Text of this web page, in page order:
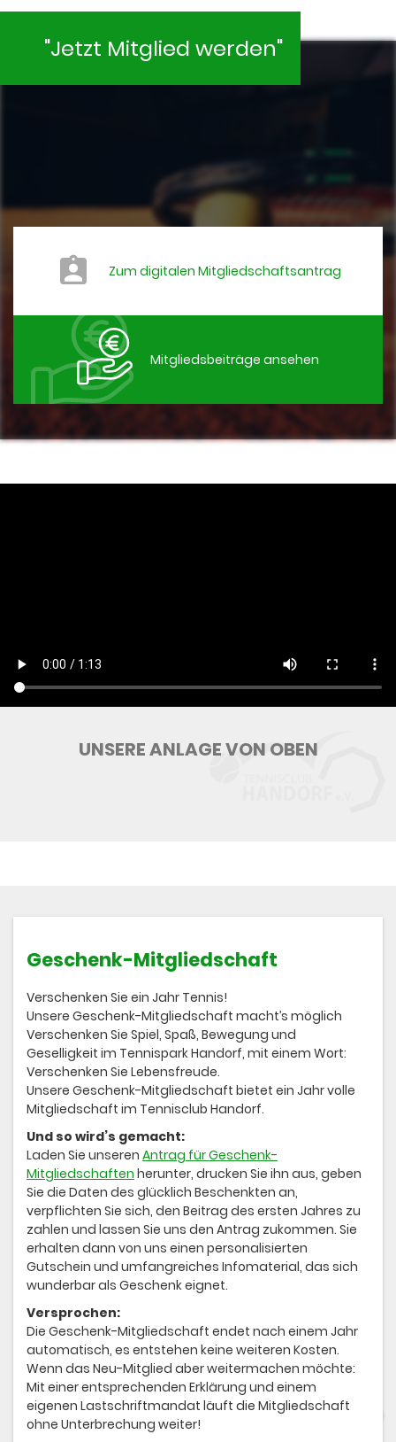
"Jetzt Mitglied werden"
Zum digitalen Mitgliedschaftsantrag
Mitgliedsbeiträge ansehen
UNSERE ANLAGE VON OBEN
Geschenk-Mitgliedschaft
Verschenken Sie ein Jahr Tennis!
Unsere Geschenk-Mitgliedschaft macht’s möglich
Verschenken Sie Spiel, Spaß, Bewegung und
Geselligkeit im Tennispark Handorf, mit einem Wort:
Verschenken Sie Lebensfreude.
Unsere Geschenk-Mitgliedschaft bietet ein Jahr volle
Mitgliedschaft im Tennisclub Handorf.
Und so wird’s gemacht:
Laden Sie unseren Antrag für Geschenk-
Mitgliedschaften herunter, drucken Sie ihn aus, geben
Sie die Daten des glücklich Beschenkten an,
verpflichten Sie sich, den Beitrag des ersten Jahres zu
zahlen und lassen Sie uns den Antrag zukommen. Sie
erhalten dann von uns einen personalisierten
Gutschein und umfangreiches Infomaterial, das sich
wunderbar als Geschenk eignet.
Versprochen:
Die Geschenk-Mitgliedschaft endet nach einem Jahr
automatisch, es entstehen keine weiteren Kosten.
Wenn das Neu-Mitglied aber weitermachen möchte:
Mit einer entsprechenden Erklärung und einem
eigenen Lastschriftmandat läuft die Mitgliedschaft
ohne Unterbrechung weiter!